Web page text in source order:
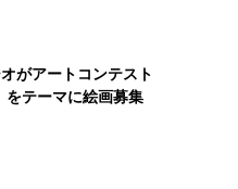
がアートコンテスト
をテーマに絵画募集